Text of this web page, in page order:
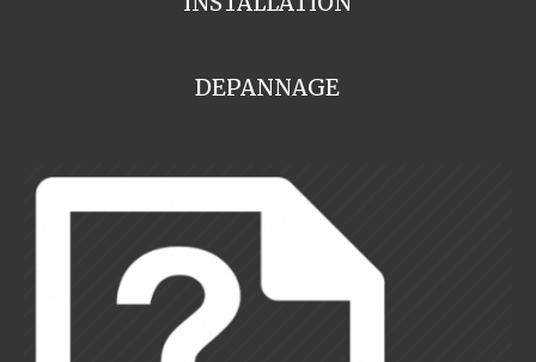
DEPANNAGE